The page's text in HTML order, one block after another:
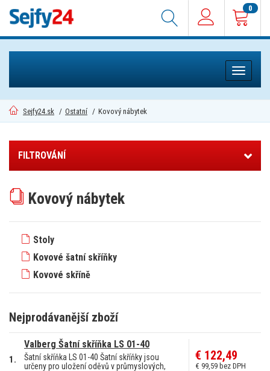
0
Toggle
Sejfy24.sk / Ostatní / Kovový nábytek
FILTROVÁNÍ
Kovový nábytek
Stoly
Kovové šatní skříňky
Kovové skříně
Nejprodávanější zboží
1.
Valberg Šatní skříňka LS 01-40
Šatní skříňka LS 01-40 Šatní skříňky jsou
určeny pro uložení oděvů v průmyslových,
€ 122,49
€ 99,59 bez DPH